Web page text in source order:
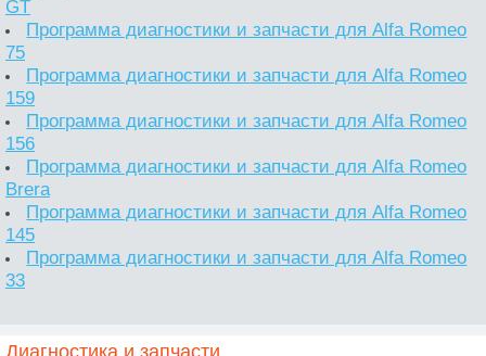
GT
Программа диагностики и запчасти для Alfa Romeo
75
Программа диагностики и запчасти для Alfa Romeo
159
Программа диагностики и запчасти для Alfa Romeo
156
Программа диагностики и запчасти для Alfa Romeo
Brera
Программа диагностики и запчасти для Alfa Romeo
145
Программа диагностики и запчасти для Alfa Romeo
33
Диагностика и запчасти